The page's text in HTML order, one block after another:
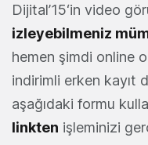
Dijital’15‘in video
izleyebilmeniz
hemen şimdi online
indirimli erken kayıt
aşağıdaki formu
linkten işleminizi